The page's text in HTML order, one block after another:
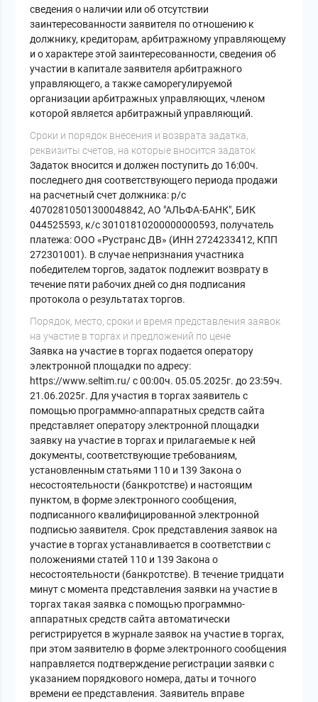
сведения о наличии или об отсутствии
заинтересованности заявителя по отношению к
должнику, кредиторам, арбитражному управляющему
и о характере этой заинтересованности, сведения об
участии в капитале заявителя арбитражного
управляющего, а также саморегулируемой
организации арбитражных управляющих, членом
которой является арбитражный управляющий.
Cроки и порядок внесения и возврата задатка,
реквизиты счетов, на которые вносится задаток
Задаток вносится и должен поступить до 16:00ч.
последнего дня соответствующего периода продажи
на расчетный счет должника: р/с
40702810501300048842, АО "АЛЬФА-БАНК", БИК
044525593, к/с 30101810200000000593, получатель
платежа: ООО «Рустранс ДВ» (ИНН 2724233412, КПП
272301001). В случае непризнания участника
победителем торгов, задаток подлежит возврату в
течение пяти рабочих дней со дня подписания
протокола о результатах торгов.
Порядок, место, сроки и время представления заявок
на участие в торгах и предложений по цене
Заявка на участие в торгах подается оператору
электронной площадки по адресу:
https://www.seltim.ru/ с 00:00ч. 05.05.2025г. до 23:59ч.
21.06.2025г. Для участия в торгах заявитель с
помощью программно-аппаратных средств сайта
представляет оператору электронной площадки
заявку на участие в торгах и прилагаемые к ней
документы, соответствующие требованиям,
установленным статьями 110 и 139 Закона о
несостоятельности (банкротстве) и настоящим
пунктом, в форме электронного сообщения,
подписанного квалифицированной электронной
подписью заявителя. Срок представления заявок на
участие в торгах устанавливается в соответствии с
положениями статей 110 и 139 Закона о
несостоятельности (банкротстве). В течение тридцати
минут с момента представления заявки на участие в
торгах такая заявка с помощью программно-
аппаратных средств сайта автоматически
регистрируется в журнале заявок на участие в торгах,
при этом заявителю в форме электронного сообщения
направляется подтверждение регистрации заявки с
указанием порядкового номера, даты и точного
времени ее представления. Заявитель вправе